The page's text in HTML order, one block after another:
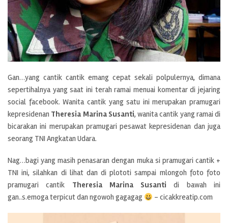
Gan…yang cantik cantik emang cepat sekali polpulernya, dimana
sepertihalnya yang saat ini terah ramai menuai komentar di jejaring
social facebook. Wanita cantik yang satu ini merupakan pramugari
kepresidenan Theresia Marina Susanti, wanita cantik yang ramai di
bicarakan ini merupakan pramugari pesawat kepresidenan dan juga
seorang TNI Angkatan Udara.
Nag…bagi yang masih penasaran dengan muka si pramugari cantik +
TNI ini, silahkan di lihat dan di plototi sampai mlongoh foto foto
pramugari cantik Theresia Marina Susanti di bawah ini
gan..s.emoga terpicut dan ngowoh gagagag
– cicakkreatip.com